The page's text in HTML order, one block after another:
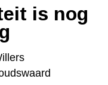
is nog